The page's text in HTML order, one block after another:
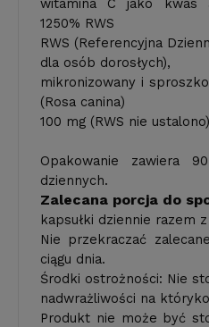
witamina C jako kwas
1250% RWS
RWS (Referencyjna
dla osób dorosłych),
mikronizowany i
(Rosa canina)
100 mg (RWS nie
Opakowanie zawiera
dziennych.
Zalecana porcja do
kapsułki dziennie razem
Nie przekraczać
ciągu dnia.
Środki ostrożności: Nie
nadwrażliwości na
Produkt nie może być